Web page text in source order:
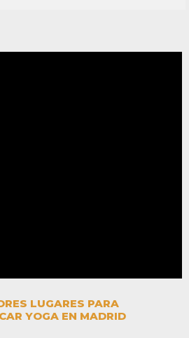
LUGARES PARA
YOGA EN MADRID